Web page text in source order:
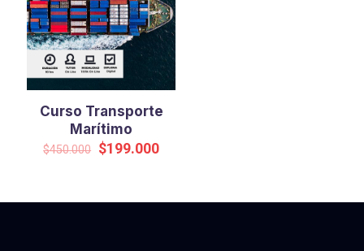
Curso Transporte
Marítimo
$450.000 Original
$199.000Current